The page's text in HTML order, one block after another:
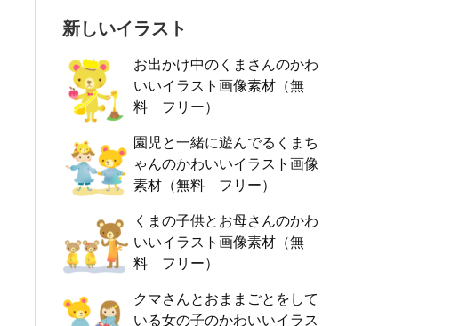
新しいイラスト
お出かけ中のくまさんのかわ
いいイラスト画像素材（無
料 フリー）
園児と一緒に遊んでるくまち
ゃんのかわいいイラスト画像
素材（無料 フリー）
くまの子供とお母さんのかわ
いいイラスト画像素材（無
料 フリー）
クマさんとおままごとをして
いる女の子のかわいいイラス